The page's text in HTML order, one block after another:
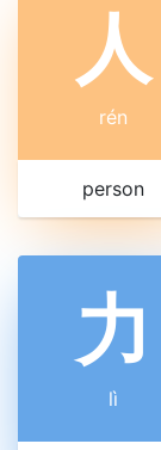
人
rén
person
力
lì